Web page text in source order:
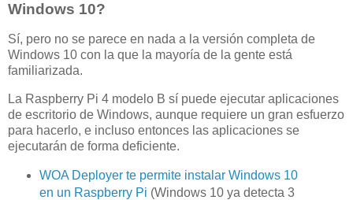
Windows 10?
Sí, pero no se parece en nada a la versión completa de
Windows 10 con la que la mayoría de la gente está
familiarizada.
La Raspberry Pi 4 modelo B sí puede ejecutar aplicaciones
de escritorio de Windows, aunque requiere un gran esfuerzo
para hacerlo, e incluso entonces las aplicaciones se
ejecutarán de forma deficiente.
WOA Deployer te permite instalar Windows 10
en un Raspberry Pi (Windows 10 ya detecta 3